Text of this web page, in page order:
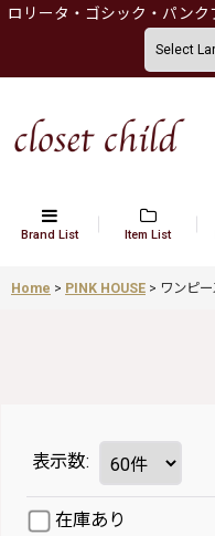
ロリータ・ゴシック・パン
Brand List Item List
Home > PINK HOUSE > ワンピー
表示数:
在庫あり